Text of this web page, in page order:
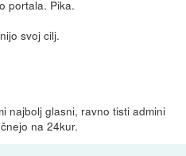
portala. Pika.
svoj cilj.
najbolj glasni, ravno tisti admini
na 24kur.